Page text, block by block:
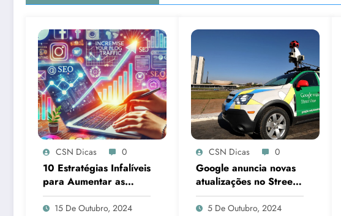
CSN Dicas 0
10 Estratégias Infalíveis
para Aumentar as
Visitas ao Seu Blog em
202415 De Outubro, 2024
CSN Dicas 0
Google anuncia novas
atualizações no Street
View e Google Earth
com melhorias de IA e
5 De Outubro, 2024